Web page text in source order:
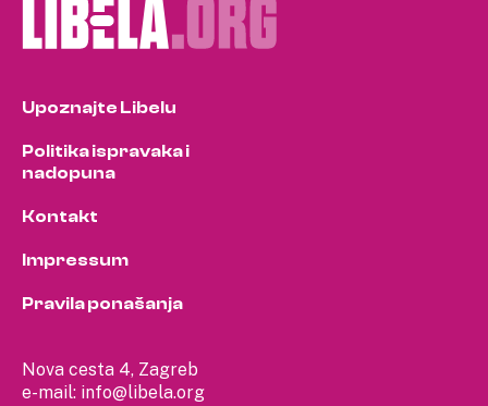
Nova cesta 4, Zagreb
e-mail: info@libela.org
Upoznajte Libelu
Politika ispravaka i
nadopuna
Kontakt
Impressum
Pravila ponašanja